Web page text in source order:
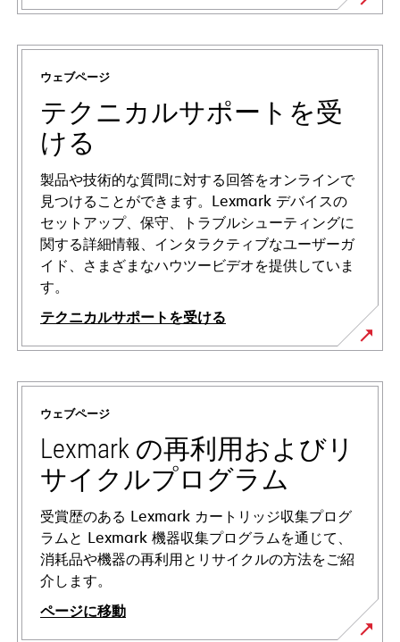
ウェブページ
テクニカルサポートを受
ける
製品や技術的な質問に対する回答をオンラインで
見つけることができます。Lexmark デバイスの
セットアップ、保守、トラブルシューティングに
関する詳細情報、インタラクティブなユーザーガ
イド、さまざまなハウツービデオを提供していま
す。
テクニカルサポートを受ける
新
し
ウェブページ
Lexmark の再利用およびリ
サイクルプログラム
受賞歴のある Lexmark カートリッジ収集プログ
ラムと Lexmark 機器収集プログラムを通じて、
消耗品や機器の再利用とリサイクルの方法をご紹
介します。
ページに移動